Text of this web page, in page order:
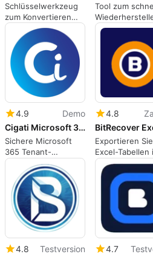
Schlüsselwerkzeug
zum Konvertieren
von EML in PDF und
viele andere E-Mail-
Dateiformate
Tool zum
von SharePoint
Server MDF-
und zum
aller Daten
4.9
Demo
Cigati Microsoft 365 Tenant to Tenant Migration Tool
Sichere Microsoft
365 Tenant-
Migration für
Postfächer,
SharePoint und
OneDrive
4.8
Exportieren Sie
Excel-Tabellen
CSV-Format in
Minuten mit
BitRecover XLS
CSV-Konverter.
4.8
Testversion
4.7